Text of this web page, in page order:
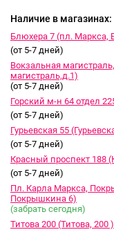
и
Наличие в магазинах:
Блюхера 7 (пл. Маркса,
(от 5-7 дней)
Вокзальная
магистраль,д.1)
(от 5-7 дней)
Горский м-н 64 отдел
(от 5-7 дней)
Гурьевская 55
(от 5-7 дней)
Красный проспект 188
(от 5-7 дней)
Пл. Карла Маркса,
Покрышкина 6)
(забрать сегодня)
Титова 200 (Титова, 200 )